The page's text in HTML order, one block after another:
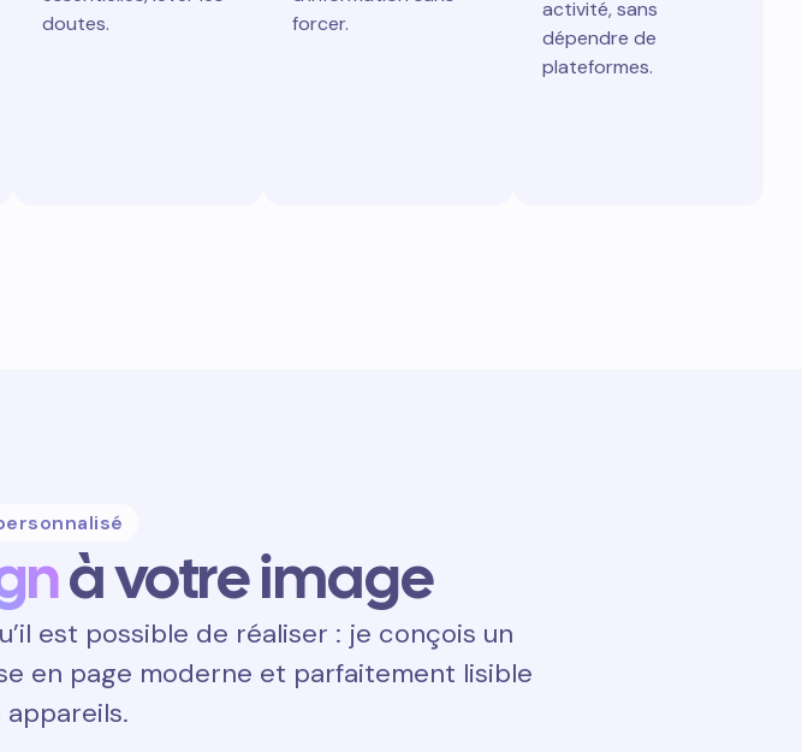
doutes.
forcer.
activité, sans
dépendre de
plateformes.
à votre image
est possible de réaliser : je conçois un
en page moderne et parfaitement lisible